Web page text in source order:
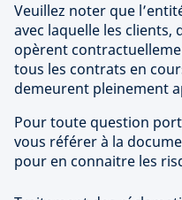
Veuillez noter que
avec laquelle les
opèrent
tous les contrats en
demeurent pleinement
Pour toute question
vous référer à la
pour en connaitre les